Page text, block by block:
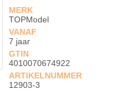
MERK
TOPModel
VANAF
7 jaar
GTIN
4010070674922
ARTIKELNUMMER
12903-3